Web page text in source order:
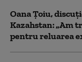
Oana Țoiu,
Kazahstan: „Am
pentru reluarea